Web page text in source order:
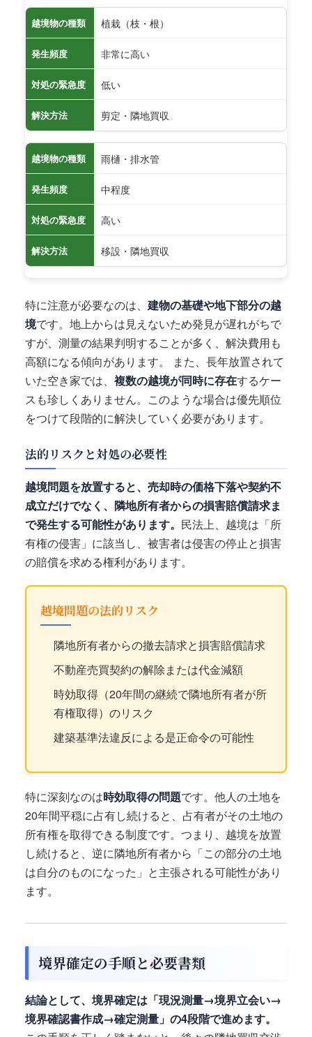
越境物の種類 植栽（枝・根）
発生頻度 非常に高い
対処の緊急度 低い
解決方法 剪定・隣地買収
越境物の種類 雨樋・排水管
発生頻度 中程度
対処の緊急度 高い
解決方法 移設・隣地買収
特に注意が必要なのは、 建物の基礎や地下部分の越
境です。地上からは見えないため発見が遅れがちで
すが、測量の結果判明することが多く、解決費用も
高額になる傾向があります。 また、長年放置されて
いた空き家では、 複数の越境が同時に存在するケー
スも珍しくありません。このような場合は優先順位
をつけて段階的に解決していく必要があります。
法的リスクと対処の必要性
越境問題を放置すると、売却時の価格下落や契約不
成立だけでなく、隣地所有者からの損害賠償請求ま
で発生する可能性があります。 民法上、越境は「所
有権の侵害」に該当し、被害者は侵害の停止と損害
の賠償を求める権利があります。
越境問題の法的リスク
隣地所有者からの撤去請求と損害賠償請求
不動産売買契約の解除または代金減額
時効取得（20年間の継続で隣地所有者が所
有権取得）のリスク
建築基準法違反による是正命令の可能性
特に深刻なのは時効取得の問題です。他人の土地を
20年間平穏に占有し続けると、占有者がその土地の
所有権を取得できる制度です。つまり、越境を放置
し続けると、逆に隣地所有者から「この部分の土地
は自分のものになった」と主張される可能性があり
ます。
境界確定の手順と必要書類
結論として、境界確定は「現況測量→境界立会い→
境界確認書作成→確定測量」の4段階で進めます。